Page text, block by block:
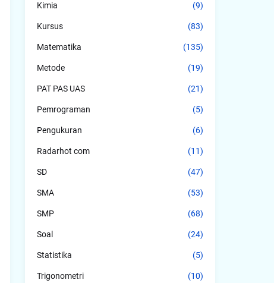
Kimia (9)
Kursus (83)
Matematika (135)
Metode (19)
PAT PAS UAS (21)
Pemrograman (5)
Pengukuran (6)
Radarhot com (11)
SD (47)
SMA (53)
SMP (68)
Soal (24)
Statistika (5)
Trigonometri (10)